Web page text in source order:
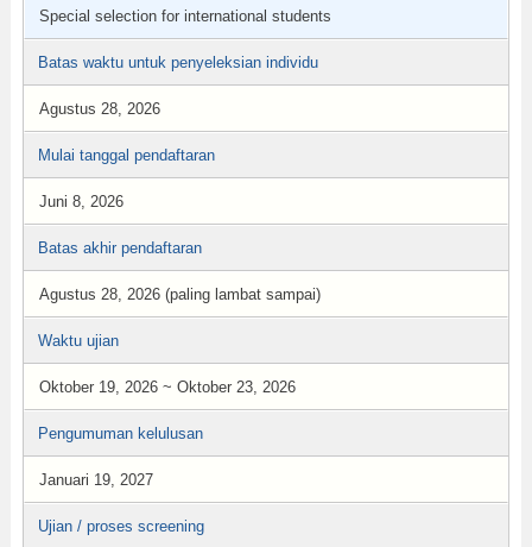
Special selection for international students
Batas waktu untuk penyeleksian individu
Agustus 28, 2026
Mulai tanggal pendaftaran
Juni 8, 2026
Batas akhir pendaftaran
Agustus 28, 2026 (paling lambat sampai)
Waktu ujian
Oktober 19, 2026 ~ Oktober 23, 2026
Pengumuman kelulusan
Januari 19, 2027
Ujian / proses screening